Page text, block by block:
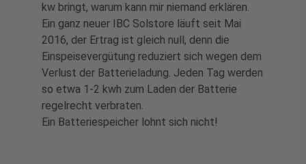
kw bringt, warum kann mir niemand erklären.
Ein ganz neuer IBC Solstore läuft seit Mai
2016, der Ertrag ist gleich null, denn die
Einspeisevergütung reduziert sich wegen dem
Verlust der Batterieladung. Jeden Tag werden
so etwa 1-2 kwh zum Laden der Batterie
regelrecht verbraten.
Ein Batteriespeicher lohnt sich nicht!